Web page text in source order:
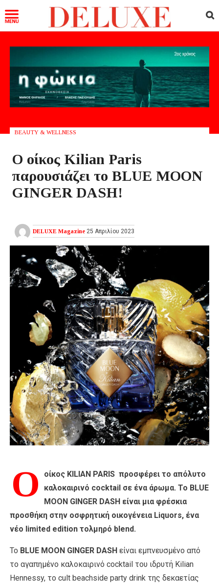
BEAUTY & WELLNESS
Ο οίκος Kilian Paris
παρουσιάζει το BLUE MOON
GINGER DASH!
DELUXE Magazine 25 Απριλίου 2023
O
οίκος ΚILIAN PARIS προσφέρει το απόλυτο
καλοκαιρινό cocktail σε ένα άρωμα. Το BLUE
MOON GINGER DASH είναι μια φρέσκια
προσθήκη στην οσφρητική οικογένεια Liquors, ένα
νέο limited edition τολμηρό blend.
Το BLUE MOON GINGER DASH είναι εμπνευσμένο από
το αγαπημένο καλοκαιρινό cocktail του ιδρυτή Kilian
Hennessy, το cult beachside party drink της δεκαετίας